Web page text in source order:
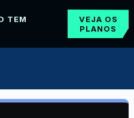
TEM
VEJA OS
PLANOS